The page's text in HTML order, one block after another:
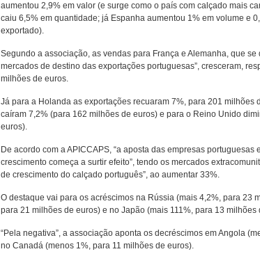
aumentou 2,9% em valor (e surge como o país com calçado mais
caiu 6,5% em quantidade; já Espanha aumentou 1% em volume e
exportado).
Segundo a associação, as vendas para França e Alemanha, que
mercados de destino das exportações portuguesas”, cresceram,
milhões de euros.
Já para a Holanda as exportações recuaram 7%, para 201 milhões
caíram 7,2% (para 162 milhões de euros) e para o Reino Unido
euros).
De acordo com a APICCAPS, “a aposta das empresas
crescimento começa a surtir efeito”, tendo os mercados
de crescimento do calçado português”, ao aumentar 33%.
O destaque vai para os acréscimos na Rússia (mais 4,2%, para 23
para 21 milhões de euros) e no Japão (mais 111%, para 13 milhões
“Pela negativa”, a associação aponta os decréscimos em Angola
no Canadá (menos 1%, para 11 milhões de euros).